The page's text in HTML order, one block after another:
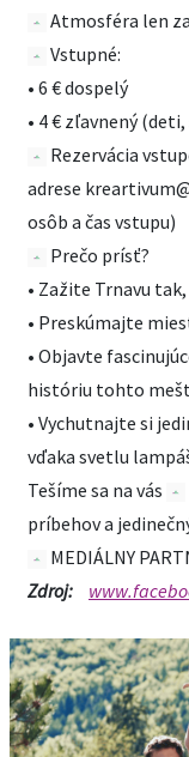
Atmosféra len
Vstupné:
• 6 € dospelý
• 4 € zľavnený
Rezervácia
adrese
osôb a čas vstupu)
Prečo prísť?
• Zažite Trnavu
• Preskúmajte
• Objavte
históriu tohto
• Vychutnajte si
vďaka svetlu
Tešíme sa na vás
príbehov a
MEDIÁLNY
Zdroj: